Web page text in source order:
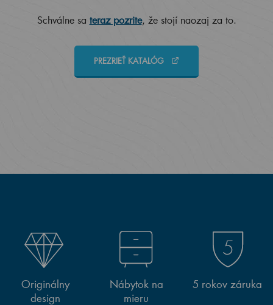
Schválne sa teraz pozrite, že stojí naozaj za to.
PREZRIEŤ KATALÓG
Originálny
design
Nábytok na
mieru
5 rokov záruka